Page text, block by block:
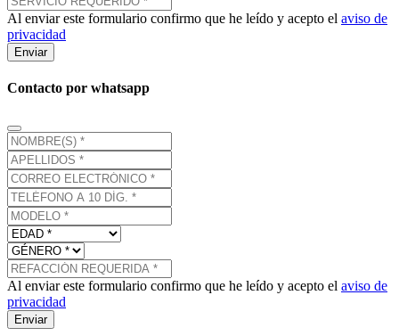
Al enviar este formulario confirmo que he leído y acepto el aviso de
privacidad
Enviar
Contacto por whatsapp
Al enviar este formulario confirmo que he leído y acepto el aviso de
privacidad
Enviar